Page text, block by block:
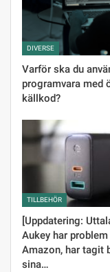
DIVERSE
Varför ska du
programvara med
källkod?
TILLBEHÖR
[Uppdatering:
Aukey har
Amazon, har tagit
sina…